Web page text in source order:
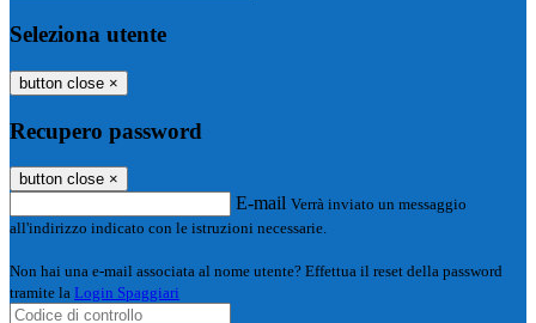
Seleziona utente
button close ×
Recupero password
button close ×
E-mail Verrà inviato un messaggio
all'indirizzo indicato con le istruzioni necessarie.
Non hai una e-mail associata al nome utente? Effettua il reset della password
tramite la Login Spaggiari